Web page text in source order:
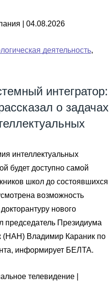
| 04.08.2026
деятельность,
интегратор:
о задачах
интеллектуальных
будет доступно самой
школ до состоявшихся
возможность
нового
Президиума
(НАН) Владимир Караник по
информирует БЕЛТА.
телевидение |